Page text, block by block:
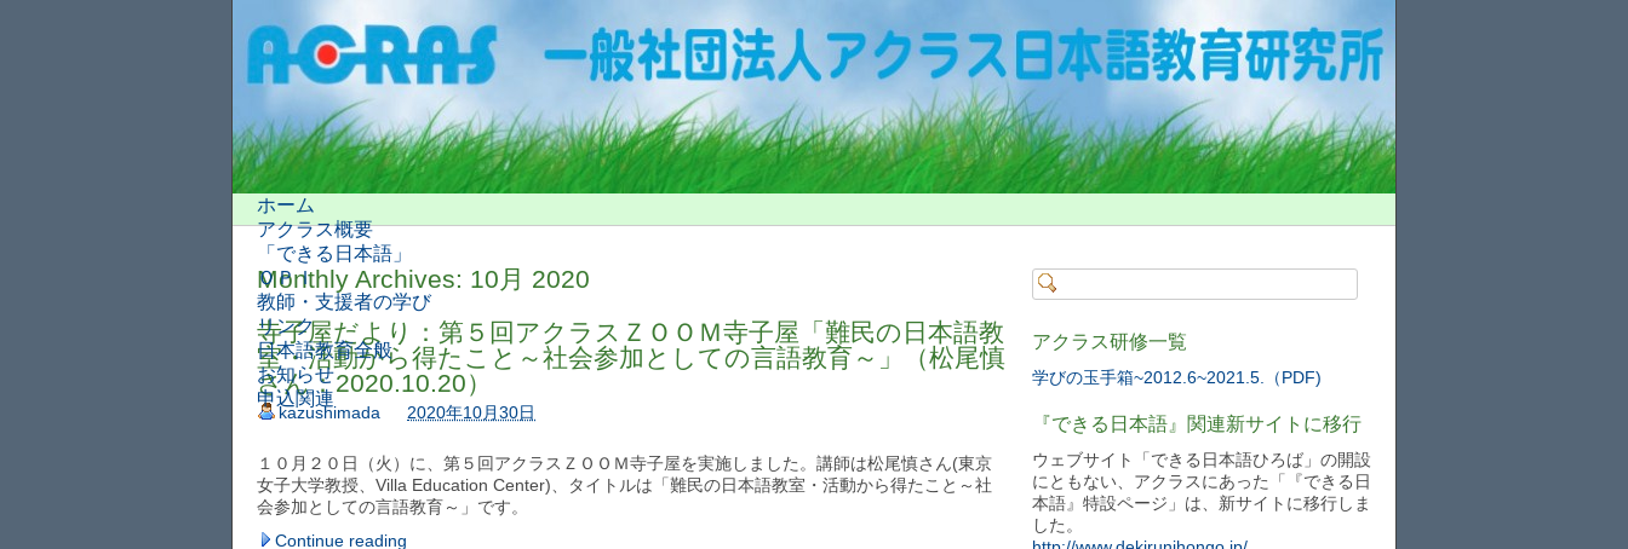
ホーム
アクラス概要
「できる日本語」
ＯＰＩ
教師・支援者の学び
リンク
日本語教育全般
お知らせ
申込関連
Monthly Archives: 10月 2020
寺子屋だより：第５回アクラスＺＯＯＭ寺子屋「難民の日本語教
室・活動から得たこと～社会参加としての言語教育～」（松尾慎
さん：2020.10.20）
kazushimada 2020年10月30日
１０月２０日（火）に、第５回アクラスＺＯＯＭ寺子屋を実施しました。講師は松尾慎さん(東京
女子大学教授、Villa Education Center)、タイトルは「難民の日本語教室・活動から得たこと～社
会参加としての言語教育～」です。
Continue reading
アクラス研修一覧
学びの玉手箱~2012.6~2021.5.（PDF)
『できる日本語』関連新サイトに移行
ウェブサイト「できる日本語ひろば」の開設
にともない、アクラスにあった「『できる日
本語』特設ページ」は、新サイトに移行しま
した。